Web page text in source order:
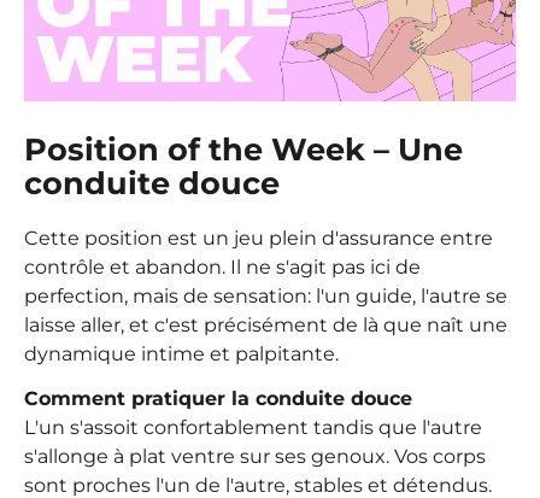
Poussée profonde
L'effet papillon
Le sommet du plaisir
Fesses en l’air
Mission 69
Squat sexy
À l’envers
Prends un bain bien chaud
Position of the Week – Une
conduite douce
Cette position est un jeu plein d'assurance entre
contrôle et abandon. Il ne s'agit pas ici de
perfection, mais de sensation: l'un guide, l'autre se
laisse aller, et c'est précisément de là que naît une
dynamique intime et palpitante.
Comment pratiquer la conduite douce
L'un s'assoit confortablement tandis que l'autre
s'allonge à plat ventre sur ses genoux. Vos corps
sont proches l'un de l'autre, stables et détendus.